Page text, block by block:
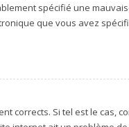
spécifié une
que vous avez
corrects. Si tel est le cas,